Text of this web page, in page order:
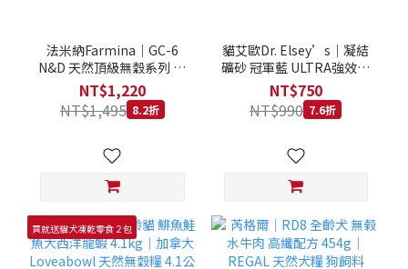
法米納Farmina｜GC-6
N&D 天然頂級無穀系列 室
內/結紮貓 雞肉石榴 1.5KG
NT$1,220
NT$1,495 8.2折
貓艾歐Dr. Elsey’s｜凝結
礦砂 冠軍藍 ULTRA強效除
臭 40LB｜Cat Litter 40磅
士
NT$750
NT$990 7.6折
買就送貓犬凍乾零食２包